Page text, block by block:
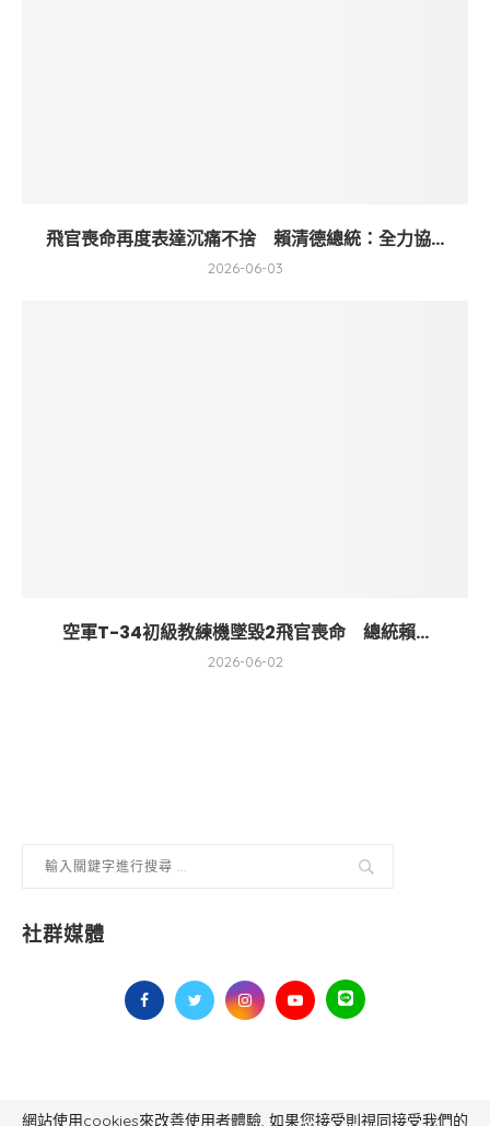
飛官喪命再度表達沉痛不捨 賴清德總統：全力協...
2026-06-03
空軍T-34初級教練機墜毀2飛官喪命 總統賴...
2026-06-02
社群媒體
毅傳媒控股股份有限公司 版權所有，非經授權，不得轉載 All Right Reserved.
網站使用cookies來改善使用者體驗, 如果您接受則視同接受我們的